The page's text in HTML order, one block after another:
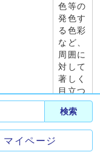
検索
マイページ
色等の
発色す
る色彩
など、
周囲に
対して
著しく
目立つ
色彩の
使用は
避け